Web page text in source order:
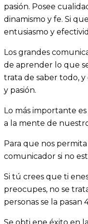
pasión. Posee
dinamismo y fe. Si
entusiasmo y
Los grandes
de aprender lo que
trata de saber todo,
y pasión.
Lo más importante
a la mente de
Para que nos
comunicador si no
Si tú crees que ti
preocupes, no se
personas se la pasan